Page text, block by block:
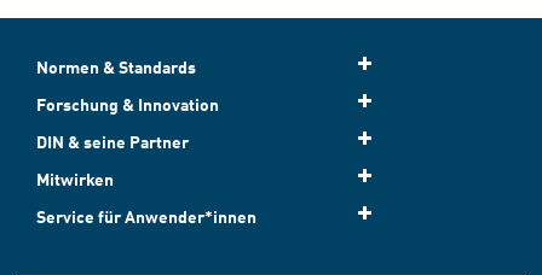
Normen & Standards
Forschung & Innovation
DIN & seine Partner
Mitwirken
Service für Anwender*innen